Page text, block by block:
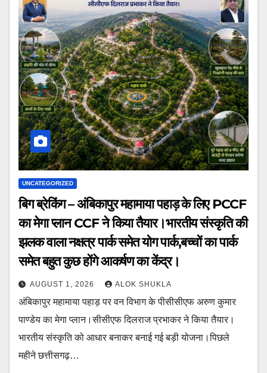
UNCATEGORIZED
बिग ब्रेकिंग – अंबिकापुर महामाया पहाड़ के लिए PCCF
का मेगा प्लान CCF ने किया तैयार।भारतीय संस्कृति की
झलक वाला नक्षत्र पार्क समेत योग पार्क,बच्चों का पार्क
समेत बहुत कुछ होंगे आकर्षण का केंद्र।
AUGUST 1, 2026 ALOK SHUKLA
अंबिकापुर महामाया पहाड़ पर वन विभाग के पीसीसीएफ अरुण कुमार
पाण्डेय का मेगा प्लान।सीसीएफ दिलराज प्रभाकर ने किया तैयार।
भारतीय संस्कृति को आधार बनाकर बनाई गई बड़ी योजना।पिछले
महीने छत्तीसगढ़…